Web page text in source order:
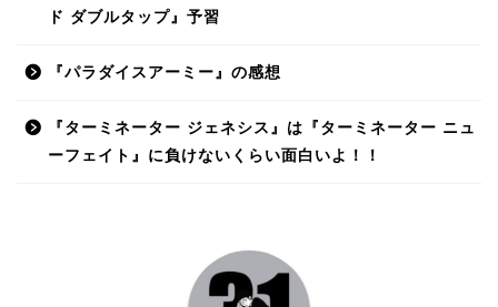
ド ダブルタップ』予習
『パラダイスアーミー』の感想
『ターミネーター ジェネシス』は『ターミネーター ニュ
ーフェイト』に負けないくらい面白いよ！！